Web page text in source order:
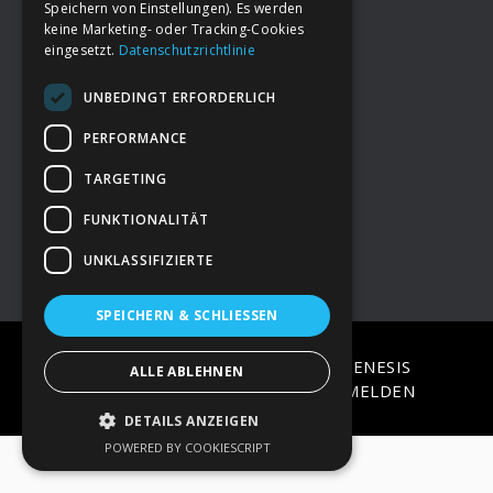
FooterDeine Spende
→ Impressum
→Kontakt zum PAO Team
COPYRIGHT © 2026 · ON
GENESIS
FRAMEWORK·WORDPRESS·ANMELDEN
Speichern von Einstellungen). Es werden
keine Marketing- oder Tracking-Cookies
eingesetzt. Datenschutzrichtlinie
UNBEDINGT ERFORDERLICH
PERFORMANCE
TARGETING
FUNKTIONALITÄT
UNKLASSIFIZIERTE
SPEICHERN & SCHLIESSEN
ALLE ABLEHNEN
DETAILS ANZEIGEN
POWERED BY COOKIESCRIPT